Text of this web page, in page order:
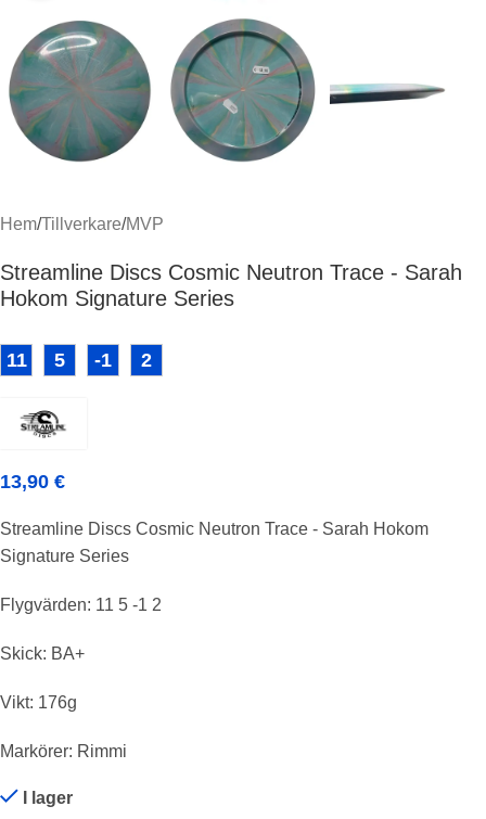
Hem/Tillverkare/MVP
Streamline Discs Cosmic Neutron Trace - Sarah
Hokom Signature Series
11 5 -1 2
13,90 €
Streamline Discs Cosmic Neutron Trace - Sarah Hokom
Signature Series
Flygvärden: 11 5 -1 2
Skick: BA+
Vikt: 176g
Markörer: Rimmi
I lager